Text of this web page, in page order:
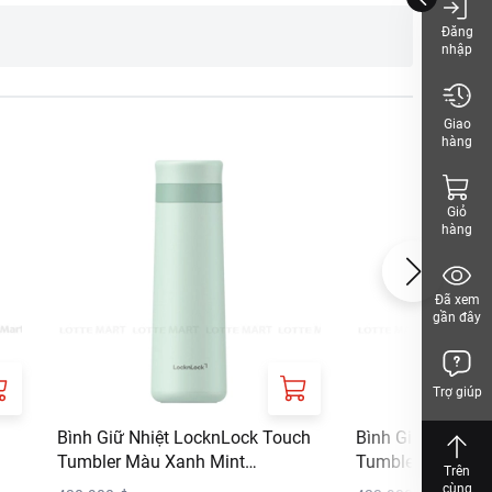
Bình Giữ Nhiệt LocknLock Touch
Tumbler Màu Xanh Mint
LHC4312MIT 450ml
Bình Giữ Nhiệt
Tumbler Màu
LHC4364NVY
Đăng
nhập
Giao
hàng
Giỏ
hàng
Đã xem
gần đây
Trợ giúp
Trên
cùng